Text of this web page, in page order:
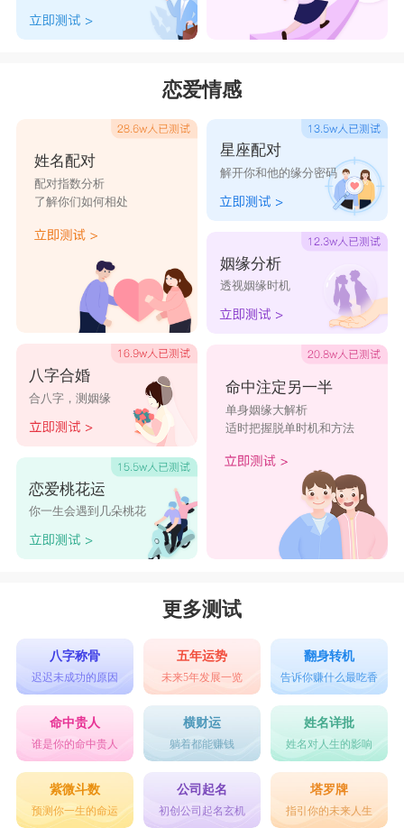
恋爱情感
姓名配对
配对指数分析
了解你们如何相处
八字合婚
合八字，测姻缘
恋爱桃花运
你一生会遇到几朵桃花
星座配对
解开你和他的缘分密码
姻缘分析
透视姻缘时机
命中注定另一半
单身姻缘大解析
适时把握脱单时机和方法
更多测试
八字称骨
迟迟未成功的原因
五年运势
未来5年发展一览
翻身转机
告诉你赚什么最吃香
命中贵人
谁是你的命中贵人
横财运
躺着都能赚钱
姓名详批
姓名对人生的影响
紫微斗数
预测你一生的命运
公司起名
初创公司起名玄机
塔罗牌
指引你的未来人生